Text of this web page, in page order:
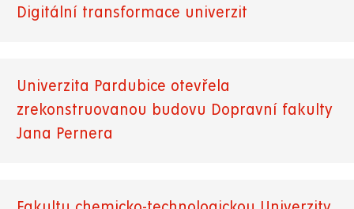
Digitální transformace univerzit
Univerzita Pardubice otevřela
zrekonstruovanou budovu Dopravní fakulty
Jana Pernera